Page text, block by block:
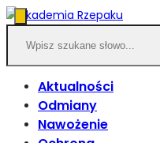
Aktualności
Odmiany
Nawożenie